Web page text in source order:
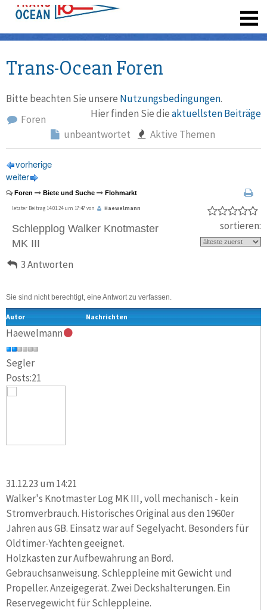
Trans-Ocean Foren
Bitte beachten Sie unsere Nutzungsbedingungen.
Hier finden Sie dieaktuellsten Beiträge
Foren
unbeantwortet
Aktive Themen
vorherige
weiter
Foren Biete und Suche Flohmarkt
letzter Beitrag 14.01.24 um 17:47 von Haewelmann
Schlepplog Walker Knotmaster
MK III
3 Antworten
sortieren:
Sie sind nicht berechtigt, eine Antwort zu verfassen.
Autor Nachrichten
Haewelmann
Segler
Posts:21
31.12.23 um 14:21
Walker's Knotmaster Log MK III, voll mechanisch - kein
Stromverbrauch. Historisches Original aus den 1960er
Jahren aus GB. Einsatz war auf Segelyacht. Besonders für
Oldtimer-Yachten geeignet.
Holzkasten zur Aufbewahrung an Bord.
Gebrauchsanweisung. Schleppleine mit Gewicht und
Propeller. Anzeigegerät. Zwei Deckshalterungen. Ein
Reservegewicht für Schleppleine.